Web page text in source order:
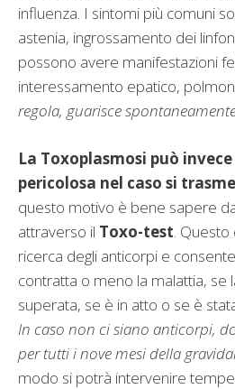
influenza. I sintomi più comuni
astenia, ingrossamento dei
possono avere manifestazioni
interessamento epatico,
regola, guarisce
La Toxoplasmosi può
pericolosa nel caso si
questo motivo è bene sapere
attraverso il Toxo-test .
ricerca degli anticorpi e
contratta o meno la malattia, se
superata, se è in atto o se è
In caso non ci siano anticorpi,
per tutti i nove mesi della
modo si potrà intervenire